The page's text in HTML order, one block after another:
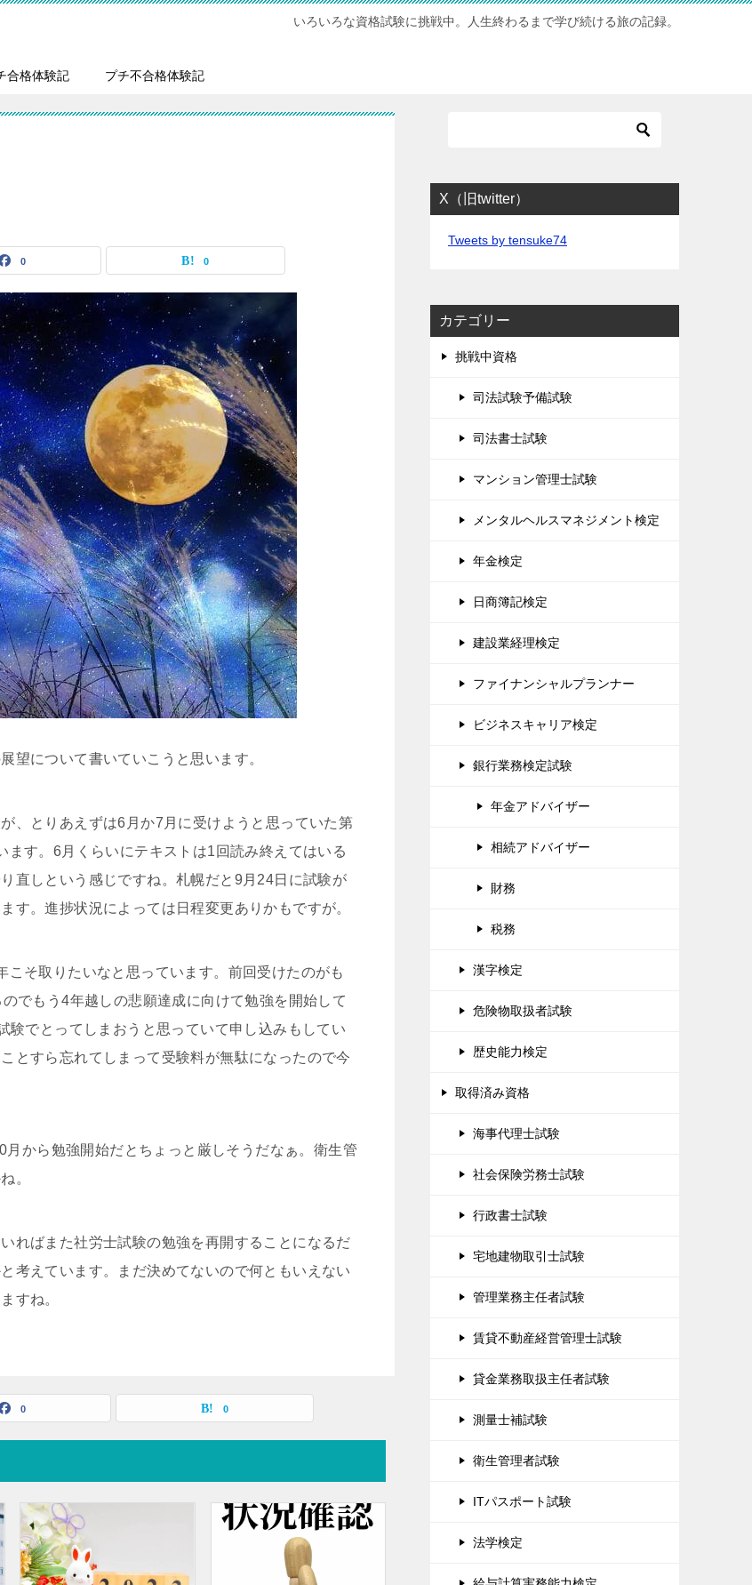
いろいろな資格試験に挑戦中。人生終わるまで学び続ける旅の記録。
合格体験記 プチ不合格体験記
0 0
望について書いていこうと思います。
、とりあえずは6月か7月に受けようと思っていた第
す。6月くらいにテキストは1回読み終えてはいる
直しという感じですね。札幌だと9月24日に試験が
す。進捗状況によっては日程変更ありかもですが。
そ取りたいなと思っています。前回受けたのがも
でもう4年越しの悲願達成に向けて勉強を開始して
でとってしまおうと思っていて申し込みもしてい
とすら忘れてしまって受験料が無駄になったので今
から勉強開始だとちょっと厳しそうだなぁ。衛生管
。
ればまた社労士試験の勉強を再開することになるだ
考えています。まだ決めてないので何ともいえない
すね。
0 0
X（旧twitter）
Tweets by tensuke74
カテゴリー
挑戦中資格
司法試験予備試験
司法書士試験
マンション管理士試験
メンタルヘルスマネジメント検定
年金検定
日商簿記検定
建設業経理検定
ファイナンシャルプランナー
ビジネスキャリア検定
銀行業務検定試験
年金アドバイザー
相続アドバイザー
財務
税務
漢字検定
危険物取扱者試験
歴史能力検定
取得済み資格
海事代理士試験
社会保険労務士試験
行政書士試験
宅地建物取引士試験
管理業務主任者試験
賃貸不動産経営管理士試験
貸金業務取扱主任者試験
測量士補試験
衛生管理者試験
ITパスポート試験
法学検定